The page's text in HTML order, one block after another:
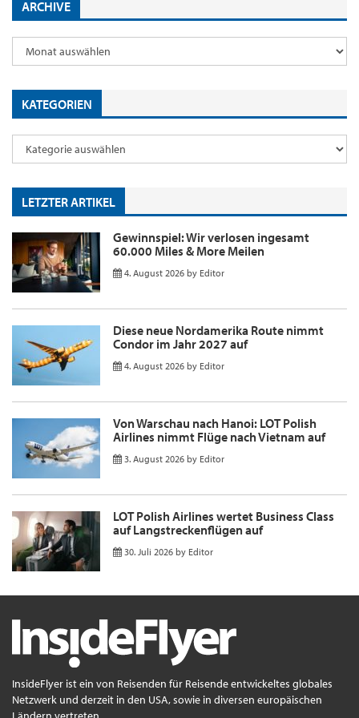
ARCHIVE
KATEGORIEN
LETZTER ARTIKEL
Gewinnspiel: Wir verlosen ingesamt
60.000 Miles & More Meilen
4. August 2026 by Editor
Diese neue Nordamerika Route nimmt
Condor im Jahr 2027 auf
4. August 2026 by Editor
Von Warschau nach Hanoi: LOT Polish
Airlines nimmt Flüge nach Vietnam auf
3. August 2026 by Editor
LOT Polish Airlines wertet Business Class
auf Langstreckenflügen auf
30. Juli 2026 by Editor
InsideFlyer ist ein von Reisenden für Reisende entwickeltes globales
Netzwerk und derzeit in den USA, sowie in diversen europäischen